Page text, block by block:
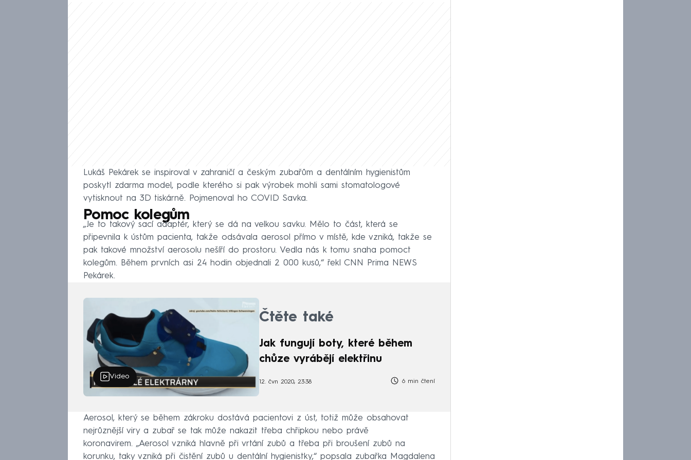
Lukáš Pekárek se inspiroval v zahraničí a českým zubařům a dentálním hygienistům
poskytl zdarma model, podle kterého si pak výrobek mohli sami stomatologové
vytisknout na 3D tiskárně. Pojmenoval ho COVID Savka.
Pomoc kolegům
„Je to takový sací adaptér, který se dá na velkou savku. Mělo to část, která se
připevnila k ústům pacienta, takže odsávala aerosol přímo v místě, kde vzniká, takže se
pak takové množství aerosolu nešíří do prostoru. Vedla nás k tomu snaha pomoct
kolegům. Během prvních asi 24 hodin objednali 2 000 kusů,“ řekl CNN Prima NEWS
Pekárek.
Video
Čtěte také
Jak fungují boty, které během
chůze vyrábějí elektřinu
12. čvn 2020, 23:38 6 min čtení
Aerosol, který se během zákroku dostává pacientovi z úst, totiž může obsahovat
nejrůznější viry a zubař se tak může nakazit třeba chřipkou nebo právě
koronavirem. „Aerosol vzniká hlavně při vrtání zubů a třeba při broušení zubů na
korunku, taky vzniká při čistění zubů u dentální hygienistky,“ popsala zubařka Magdalena